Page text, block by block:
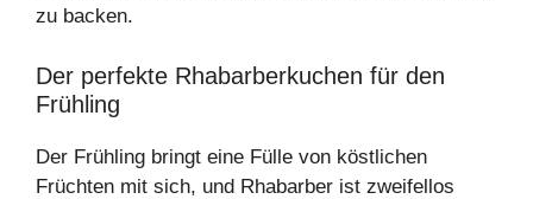
zu backen.
Der perfekte Rhabarberkuchen für den
Frühling
Der Frühling bringt eine Fülle von köstlichen
Früchten mit sich, und Rhabarber ist zweifellos